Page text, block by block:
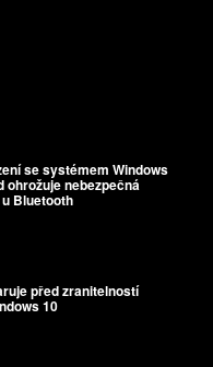
se systémem Windows
ohrožuje nebezpečná
Bluetooth
před zranitelností
10